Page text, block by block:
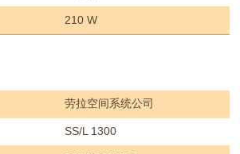
210 W
劳拉空间系统公司
SS/L 1300